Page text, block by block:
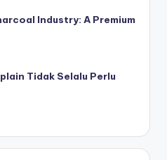
Industry: A Premium
Tidak Selalu Perlu